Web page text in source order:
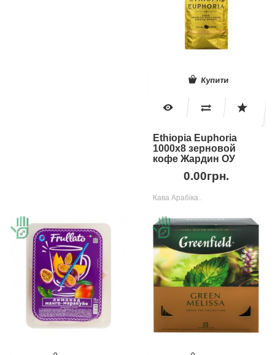
Купити
Ethiopia Euphoria
1000х8 зерновой
кофе Жардин ОУ
0.00грн.
Кава Арабіка..